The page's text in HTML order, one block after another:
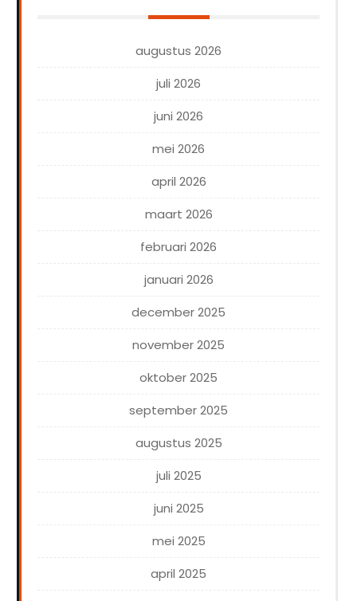
augustus 2026
juli 2026
juni 2026
mei 2026
april 2026
maart 2026
februari 2026
januari 2026
december 2025
november 2025
oktober 2025
september 2025
augustus 2025
juli 2025
juni 2025
mei 2025
april 2025